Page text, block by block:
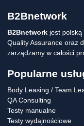
B2Bnetwork
B2Bnetwork jest
Quality Assurance oraz
zarządzamy w całości
Popularne
Body Leasing / Team
QA Consulting
Testy manualne
Testy wydajnościowe